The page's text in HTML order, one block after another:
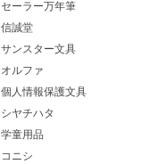
セーラー万年筆
信誠堂
サンスター文具
オルファ
個人情報保護文具
シヤチハタ
学童用品
コニシ